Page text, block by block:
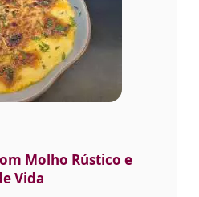
Molho Rústico e
Vida